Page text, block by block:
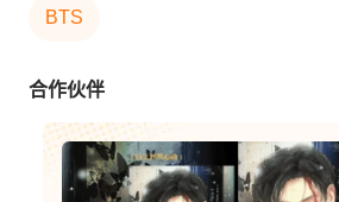
BTS
合作伙伴